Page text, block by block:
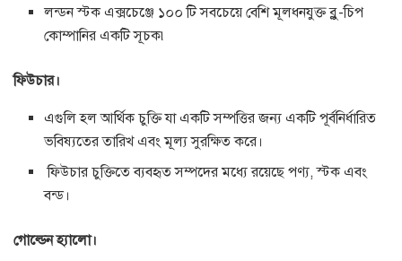
লন্ডন স্টক এক্সচেঞ্জে ১০০ টি সবচেয়ে বেশি মূলধনযুক্ত ব্লু-চিপ
কোম্পানির একটি সূচক৷
ফিউচার।
এগুলি হল আর্থিক চুক্তি যা একটি সম্পত্তির জন্য একটি পূর্বনির্ধারিত
ভবিষ্যতের তারিখ এবং মূল্য সুরক্ষিত করে।
ফিউচার চুক্তিতে ব্যবহৃত সম্পদের মধ্যে রয়েছে পণ্য, স্টক এবং
বন্ড।
গোল্ডেন হ্যালো।